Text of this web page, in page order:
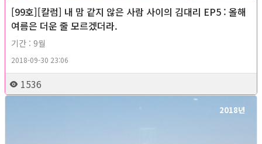
[99호][칼럼] 내 맘 같지 않은 사람 사이의 김대리 EP5 : 올해
여름은 더운 줄 모르겠더라.
기간 : 9월
2018-09-30 23:06
1536
2018년